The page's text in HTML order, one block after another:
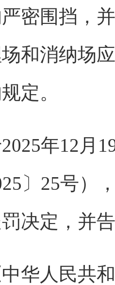
密围挡，
和消纳场
定。
年12月19
〕25号）
决定，并
人民共和